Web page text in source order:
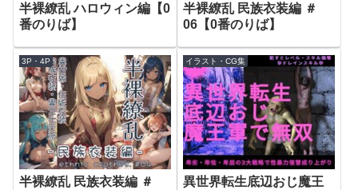
半裸繚乱 ハロウィン編【0
番のりば】
半裸繚乱 民族衣装編 ＃
06【0番のりば】
3P・4P
半裸繚乱 民族衣装編 ＃
イラスト・CG集
異世界転生底辺おじ魔王